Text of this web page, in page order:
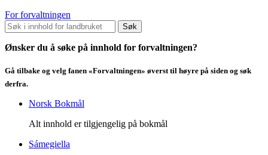
For forvaltningen
Søk
Ønsker du å søke på innhold for forvaltningen?
Gå tilbake og velg fanen «Forvaltningen» øverst til høyre på siden og søk
derfra.
Norsk Bokmål
Alt innhold er tilgjengelig på bokmål
Sámegiella